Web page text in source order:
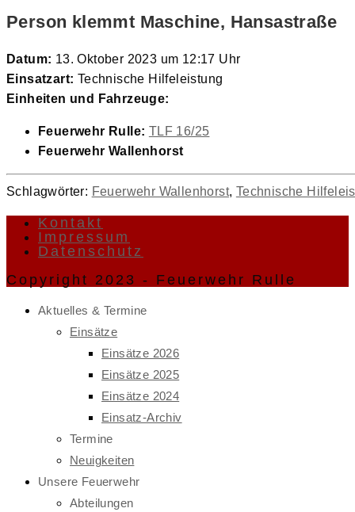
Person klemmt Maschine, Hansastraße
Datum: 13. Oktober 2023 um 12:17 Uhr
Einsatzart: Technische Hilfeleistung
Einheiten und Fahrzeuge:
Feuerwehr Rulle: TLF 16/25
Feuerwehr Wallenhorst
Schlagwörter: Feuerwehr Wallenhorst, Technische
Kontakt
Impressum
Datenschutz
Copyright 2023 - Feuerwehr Rulle
Aktuelles & Termine
Einsätze
Einsätze 2026
Einsätze 2025
Einsätze 2024
Einsatz-Archiv
Termine
Neuigkeiten
Unsere Feuerwehr
Abteilungen